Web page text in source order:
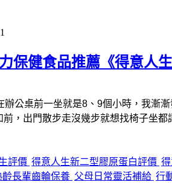
力保健食品推薦《得意人
公桌前一坐就是8、9個小時，我漸
前，出門散步走沒幾步就想找椅子坐都
評價 得意人生新二型膠原蛋白評價
齡長輩齒輪保養 父母日常靈活補給 行